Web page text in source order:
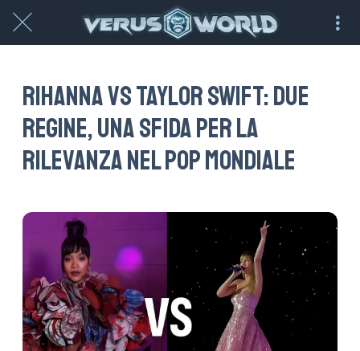
Rihanna vs Taylor Swift: due
regine, una sfida per la
rilevanza nel pop mondiale